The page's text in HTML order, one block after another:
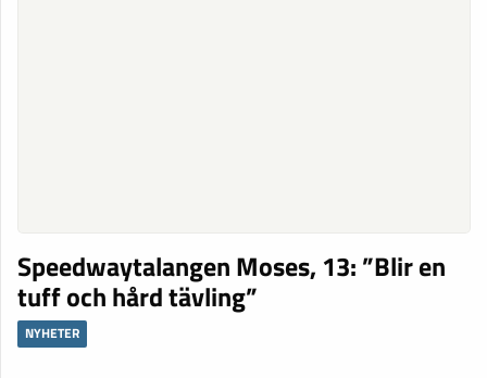
Speedwaytalangen Moses, 13: ”Blir en
tuff och hård tävling”
NYHETER